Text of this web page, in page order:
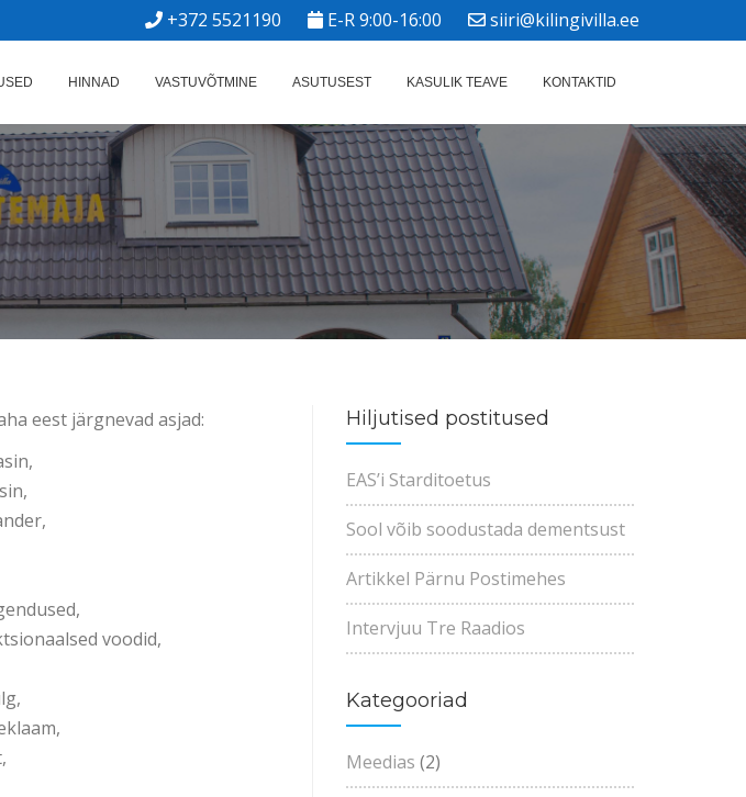
+372 5521190 E-R 9:00-16:00 siiri@kilingivilla.ee
HINNAD VASTUVÕTMINE ASUTUSEST KASULIK TEAVE KONTAKTID
eest järgnevad asjad:
voodid,
Hiljutised postitused
EAS’i Starditoetus
Sool võib soodustada dementsust
Artikkel Pärnu Postimehes
Intervjuu Tre Raadios
Kategooriad
Meedias (2)